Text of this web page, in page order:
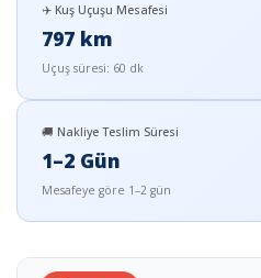
✈️ Kuş Uçuşu Mesafesi
797 km
Uçuş süresi: 60 dk
🚚 Nakliye Teslim Süresi
1–2 Gün
Mesafeye göre 1–2 gün